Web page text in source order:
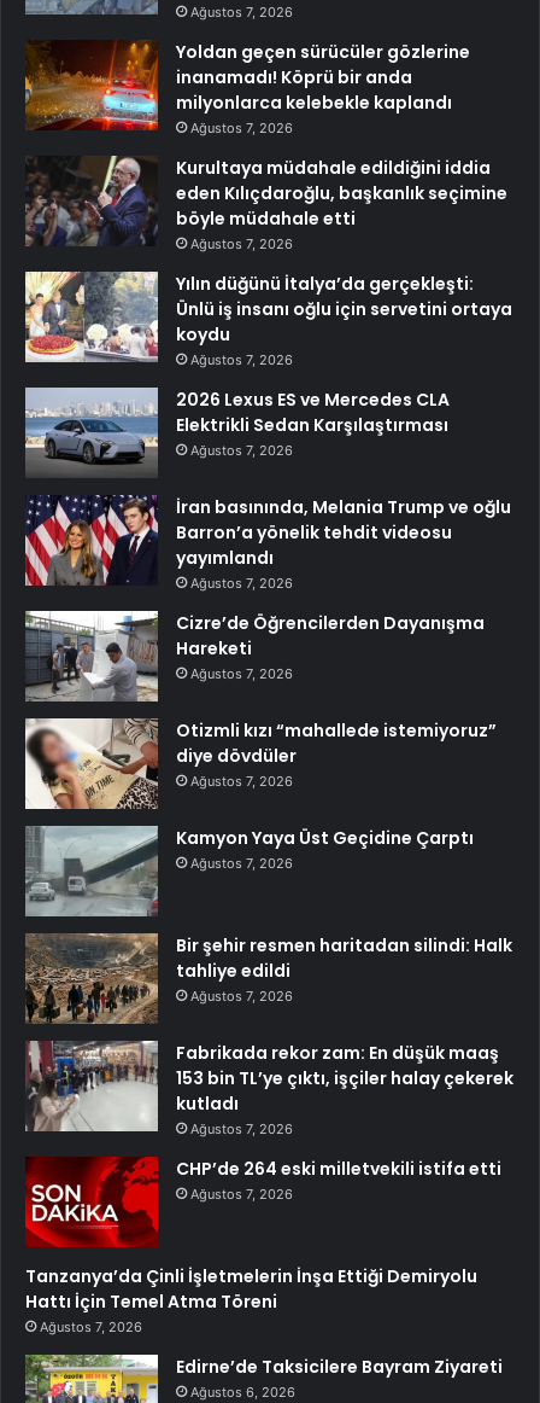
Ağustos 7, 2026
Yoldan geçen sürücüler gözlerine
inanamadı! Köprü bir anda
milyonlarca kelebekle kaplandı
Ağustos 7, 2026
Kurultaya müdahale edildiğini iddia
eden Kılıçdaroğlu, başkanlık seçimine
böyle müdahale etti
Ağustos 7, 2026
Yılın düğünü İtalya’da gerçekleşti:
Ünlü iş insanı oğlu için servetini ortaya
koydu
Ağustos 7, 2026
2026 Lexus ES ve Mercedes CLA
Elektrikli Sedan Karşılaştırması
Ağustos 7, 2026
İran basınında, Melania Trump ve oğlu
Barron’a yönelik tehdit videosu
yayımlandı
Ağustos 7, 2026
Cizre’de Öğrencilerden Dayanışma
Hareketi
Ağustos 7, 2026
Otizmli kızı “mahallede istemiyoruz”
diye dövdüler
Ağustos 7, 2026
Kamyon Yaya Üst Geçidine Çarptı
Ağustos 7, 2026
Bir şehir resmen haritadan silindi: Halk
tahliye edildi
Ağustos 7, 2026
Fabrikada rekor zam: En düşük maaş
153 bin TL’ye çıktı, işçiler halay çekerek
kutladı
Ağustos 7, 2026
CHP’de 264 eski milletvekili istifa etti
Ağustos 7, 2026
Tanzanya’da Çinli İşletmelerin İnşa Ettiği Demiryolu
Hattı İçin Temel Atma Töreni
Ağustos 7, 2026
Edirne’de Taksicilere Bayram Ziyareti
Ağustos 6, 2026